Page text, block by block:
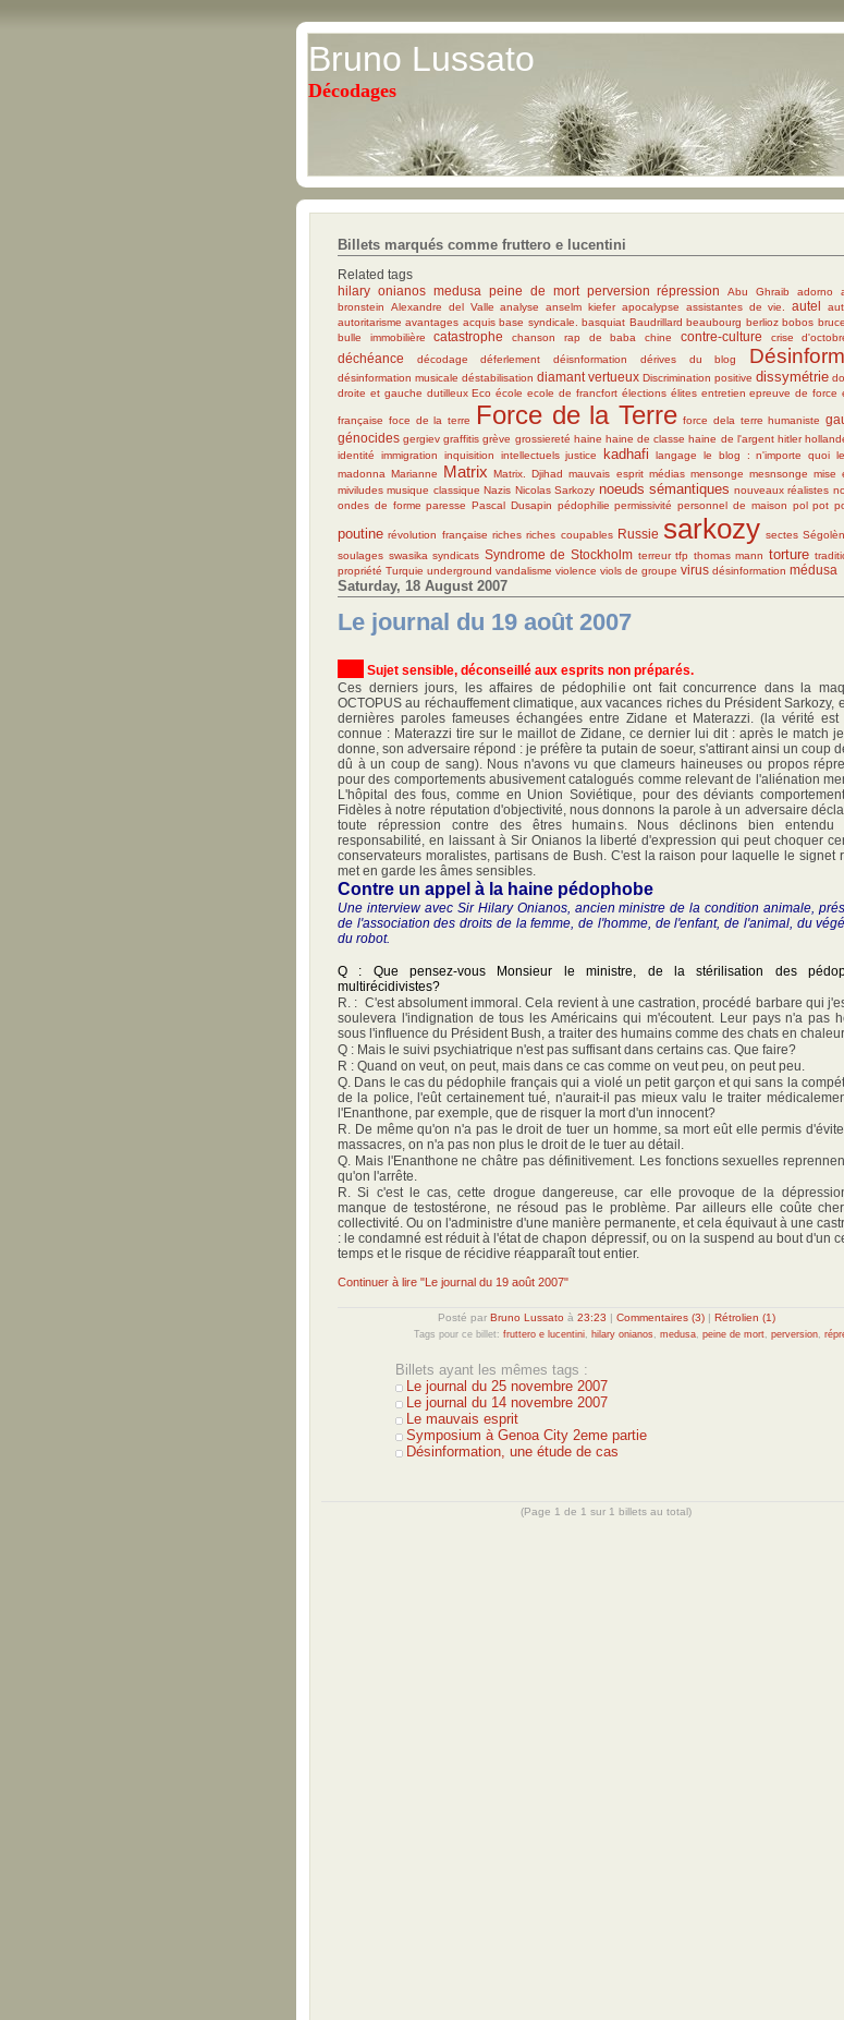
Bruno Lussato
Décodages
Billets marqués comme fruttero e lucentini
Related tags
hilary onianos medusa peine de mort perversion répression Abu Ghraib adorno
bronstein
Alexandre del Valle analyse anselm kiefer apocalypse assistantes de vie. autel
autoritarisme avantages acquis base syndicale. basquiat Baudrillard beaubourg berlioz bobos
bulle immobilière
catastrophe chanson rap de baba chine contre-culture crise
déchéance décodage déferlement déisnformation dérives du blog
désinformation musicale déstabilisation diamant vertueux Discrimination positive dissymétrie
droite et gauche dutilleux Eco école ecole de francfort élections élites entretien epreuve de force
française foce de la terre Force de la Terre force dela terre humaniste
génocides gergiev graffitis grève grossiereté haine haine de classe haine de l'argent hitler
identité
immigration inquisition intellectuels justice kadhafi langage le blog : n'importe quoi
madonna Marianne Matrix Matrix. Djihad mauvais esprit médias mensonge mesnsonge mise
miviludes musique classique Nazis Nicolas Sarkozy noeuds sémantiques nouveaux réalistes
ondes de forme paresse Pascal Dusapin pédophilie permissivité personnel de maison pol pot
poutine révolution française riches riches coupables Russie sarkozy sectes
soulages swasika syndicats Syndrome de Stockholm terreur tfp thomas mann torture
propriété Turquie underground vandalisme violence viols de groupe virus désinformation médusa
Saturday, 18 August 2007
Le journal du 19 août 2007
Sujet sensible, déconseillé aux esprits non préparés.
Ces derniers jours, les affaires de pédophilie ont fait concurrence dans la
OCTOPUS au réchauffement climatique, aux vacances riches du Président Sarkozy,
dernières paroles fameuses échangées entre Zidane et Materazzi. (la vérité est
connue : Materazzi tire sur le maillot de Zidane, ce dernier lui dit : après le match
donne, son adversaire répond : je préfère ta putain de soeur, s'attirant ainsi un coup
dû à un coup de sang). Nous n'avons vu que clameurs haineuses ou propos
pour des comportements abusivement catalogués comme relevant de l'aliénation
L'hôpital des fous, comme en Union Soviétique, pour des déviants
Fidèles à notre réputation d'objectivité, nous donnons la parole à un adversaire
toute répression contre des êtres humains. Nous déclinons bien entendu
responsabilité, en laissant à Sir Onianos la liberté d'expression qui peut choquer
conservateurs moralistes, partisans de Bush. C'est la raison pour laquelle le signet
met en garde les âmes sensibles.
Contre un appel à la haine pédophobe
Une interview avec Sir Hilary Onianos, ancien ministre de la condition animale,
de l'association des droits de la femme, de l'homme, de l'enfant, de l'animal, du
du robot.
Q : Que pensez-vous Monsieur le ministre, de la stérilisation des
multirécidivistes?
R. : C'est absolument immoral. Cela revient à une castration, procédé barbare qui
soulevera l'indignation de tous les Américains qui m'écoutent. Leur pays n'a pas
sous l'influence du Président Bush, a traiter des humains comme des chats en chaleur.
Q : Mais le suivi psychiatrique n'est pas suffisant dans certains cas. Que faire?
R : Quand on veut, on peut, mais dans ce cas comme on veut peu, on peut peu.
Q. Dans le cas du pédophile français qui a violé un petit garçon et qui sans la
de la police, l'eût certainement tué, n'aurait-il pas mieux valu le traiter
l'Enanthone, par exemple, que de risquer la mort d'un innocent?
R. De même qu'on n'a pas le droit de tuer un homme, sa mort eût elle permis
massacres, on n'a pas non plus le droit de le tuer au détail.
Q. Mais l'Enanthone ne châtre pas définitivement. Les fonctions sexuelles
qu'on l'arrête.
R. Si c'est le cas, cette drogue dangereuse, car elle provoque de la
manque de testostérone, ne résoud pas le problème. Par ailleurs elle coûte
collectivité. Ou on l'administre d'une manière permanente, et cela équivaut à une
: le condamné est réduit à l'état de chapon dépressif, ou on la suspend au bout d'un
temps et le risque de récidive réapparaît tout entier.
Continuer à lire "Le journal du 19 août 2007"
Posté par Bruno Lussato à 23:23 | Commentaires (3)| Rétrolien (1)
Tags pour ce billet: fruttero e lucentini hilary onianos medusa peine de mort perversion
Billets ayant les mêmes tags :
Le journal du 25 novembre 2007
Le journal du 14 novembre 2007
Le mauvais esprit
Symposium à Genoa City 2eme partie
Désinformation, une étude de cas
(Page 1 de 1 sur 1 billets au total)